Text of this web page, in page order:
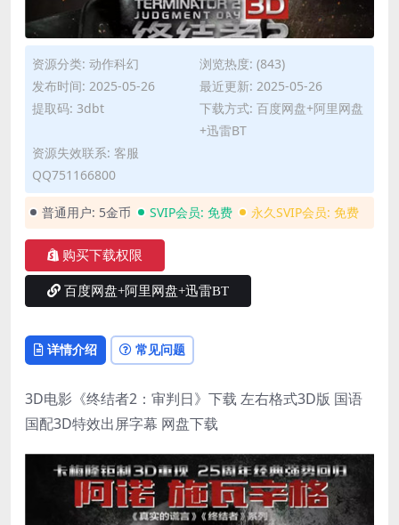
资源分类: 动作科幻
浏览热度: (843)
发布时间: 2025-05-26
最近更新: 2025-05-26
提取码: 3dbt
下载方式: 百度网盘+阿里网盘
+迅雷BT
资源失效联系: 客服
QQ751166800
普通用户: 5金币 SVIP会员: 免费 永久SVIP会员: 免费
购买下载权限
百度网盘+阿里网盘+迅雷BT
详情介绍 常见问题
3D电影《终结者2：审判日》下载 左右格式3D版 国语
国配3D特效出屏字幕 网盘下载